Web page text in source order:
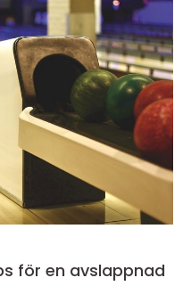
för en avslappnad